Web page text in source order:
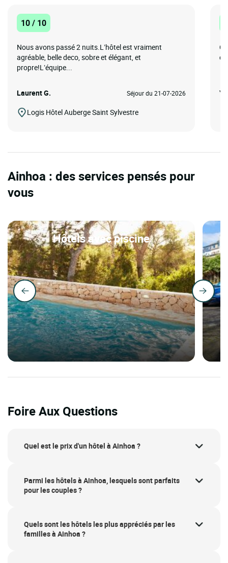
10 / 10
Nous avons passé 2 nuits.L’hôtel est vraiment
agréable, belle deco, sobre et élégant, et
propre!L’équipe...
Laurent G. Séjour du 21-07-2026
Logis Hôtel Auberge Saint Sylvestre
Ainhoa : des services pensés pour
vous
Hôtels avec piscine
Foire Aux Questions
Quel est le prix d'un hôtel à Ainhoa ?
Parmi les hôtels à Ainhoa, lesquels sont parfaits
pour les couples ?
Quels sont les hôtels les plus appréciés par les
familles à Ainhoa ?